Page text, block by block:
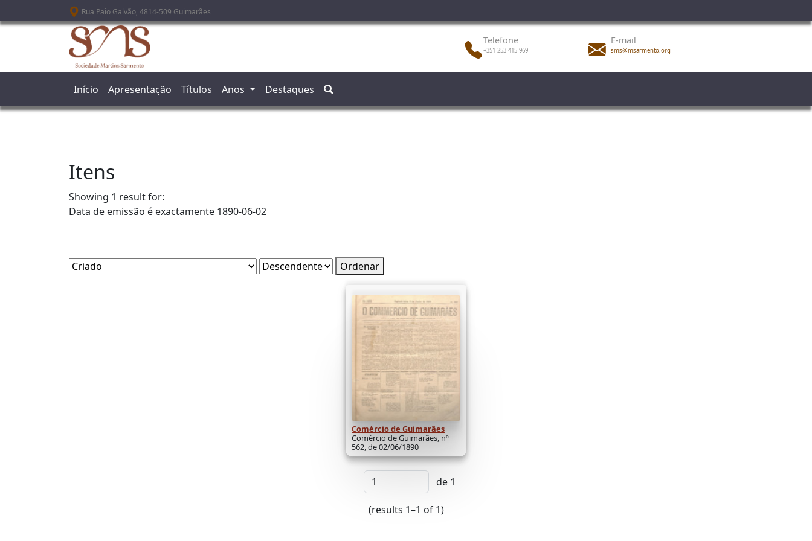
Passar para o conteúdo principal
Rua Paio Galvão, 4814-509 Guimarães
Telefone
+351 253 415 969
E-mail
sms@msarmento.org
Início Apresentação Títulos Anos Destaques
Itens
Showing 1 result for:
Data de emissão é exactamente 1890-06-02
Ordenar
Comércio de Guimarães
Comércio de Guimarães, nº
562, de 02/06/1890
de 1
(results 1–1 of 1)